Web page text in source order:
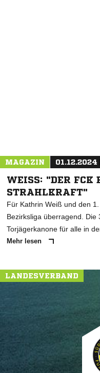
MAGAZIN 01.12.2024
WEISS: "DER FCK
TRAHLKRAFT"
Für Kathrin Weiß und den
Bezirksliga überragend.
Torjägerkanone für alle in
Mehr lesen
LANDESVERBAND